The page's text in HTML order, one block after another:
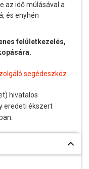
az idő múlásával a
és enyhén
felületkezelés,
segédeszköz
hivatalos
eredeti ékszert